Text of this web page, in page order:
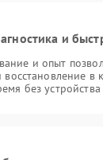
и
и опыт
восстановление в
без устройства